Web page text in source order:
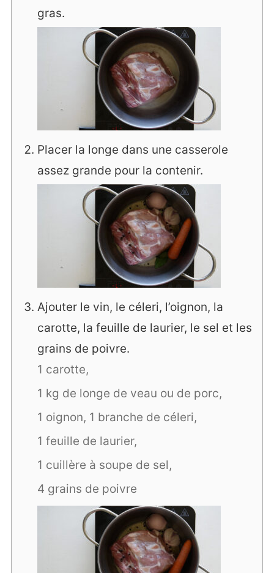
gras.
Placer la longe dans une casserole
assez grande pour la contenir.
Ajouter le vin, le céleri, l’oignon, la
carotte, la feuille de laurier, le sel et les
grains de poivre.
1 carotte,
1 kg de longe de veau ou de porc,
1 oignon, 1 branche de céleri,
1 feuille de laurier,
1 cuillère à soupe de sel,
4 grains de poivre